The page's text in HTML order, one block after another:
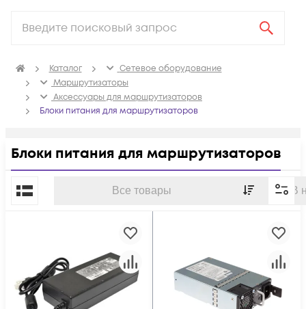
Каталог
Сетевое оборудование
Маршрутизаторы
Аксессуары для маршрутизаторов
Блоки питания для маршрутизаторов
Блоки питания для маршрутизаторов
Все товары В
По популярности